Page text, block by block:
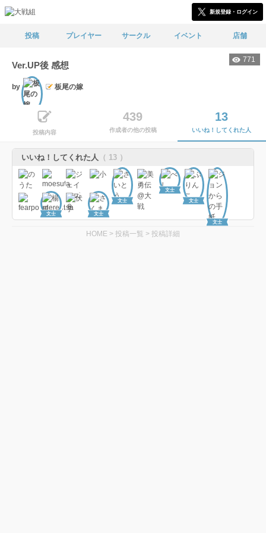
新規登録・ログイン
投稿 プレイヤー サークル イベント 店舗
771
Ver.UP後 感想
by 板尾の嫁
投稿内容
439
作成者の他の投稿
13
いいね！してくれた人
いいね！してくれた人 （ 13 ）
文士
文士
文士
文士
文士 文士
HOME > 投稿一覧 > 投稿詳細